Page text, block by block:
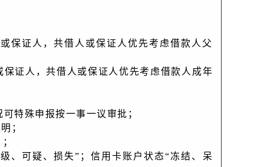
证人，共借人或保证人优先考虑借款人父
证人，共借人或保证人优先考虑借款人成年
特殊申报按一事一议审批；
；
、可疑、损失”；信用卡账户状态“冻结、呆